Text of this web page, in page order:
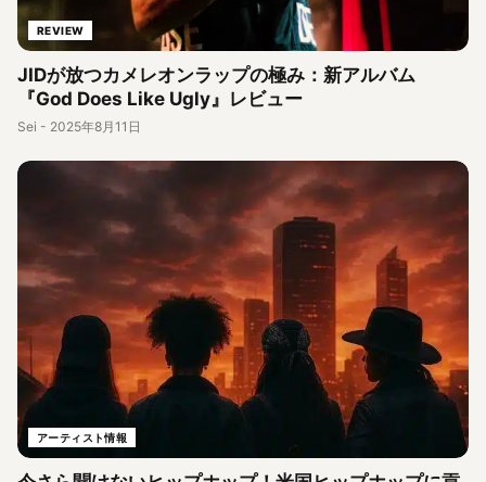
REVIEW
JIDが放つカメレオンラップの極み：新アルバム
『God Does Like Ugly』レビュー
Sei - 2025年8月11日
アーティスト情報